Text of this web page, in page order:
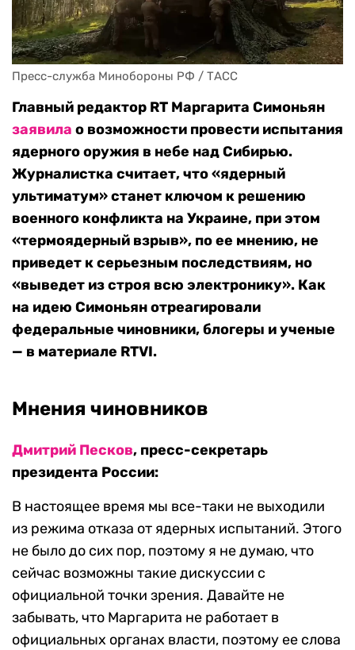
Пресс-служба Минобороны РФ / ТАСС
Главный редактор RT Маргарита Симоньян
заявила о возможности провести испытания
ядерного оружия в небе над Сибирью.
Журналистка считает, что «ядерный
ультиматум» станет ключом к решению
военного конфликта на Украине, при этом
«термоядерный взрыв», по ее мнению, не
приведет к серьезным последствиям, но
«выведет из строя всю электронику». Как
на идею Симоньян отреагировали
федеральные чиновники, блогеры и ученые
— в материале RTVI.
Мнения чиновников
Дмитрий Песков, пресс-секретарь
президента России:
В настоящее время мы все-таки не выходили
из режима отказа от ядерных испытаний. Этого
не было до сих пор, поэтому я не думаю, что
сейчас возможны такие дискуссии с
официальной точки зрения. Давайте не
забывать, что Маргарита не работает в
официальных органах власти, поэтому ее слова